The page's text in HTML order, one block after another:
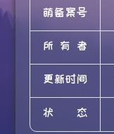
萌备案号
所有者
更新时间
状态